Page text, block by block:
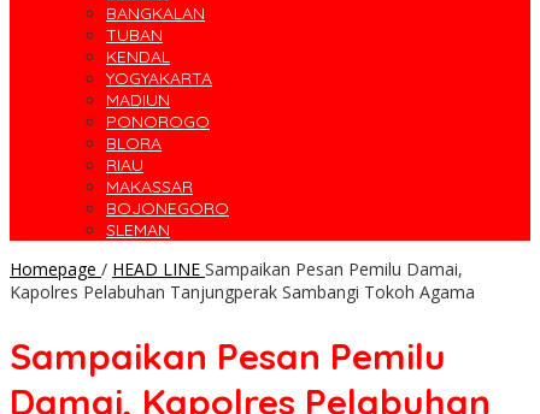
BANGKALAN
TUBAN
KENDAL
YOGYAKARTA
MADIUN
PONOROGO
BLORA
RIAU
MAKASSAR
BOJONEGORO
SLEMAN
Homepage / HEAD LINE Sampaikan Pesan Pemilu Damai,
Kapolres Pelabuhan Tanjungperak Sambangi Tokoh Agama
Sampaikan Pesan Pemilu
Damai, Kapolres Pelabuhan